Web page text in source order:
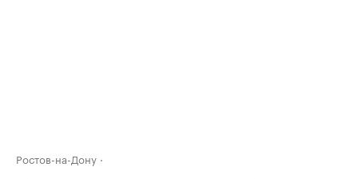
Ростов-на-Дону